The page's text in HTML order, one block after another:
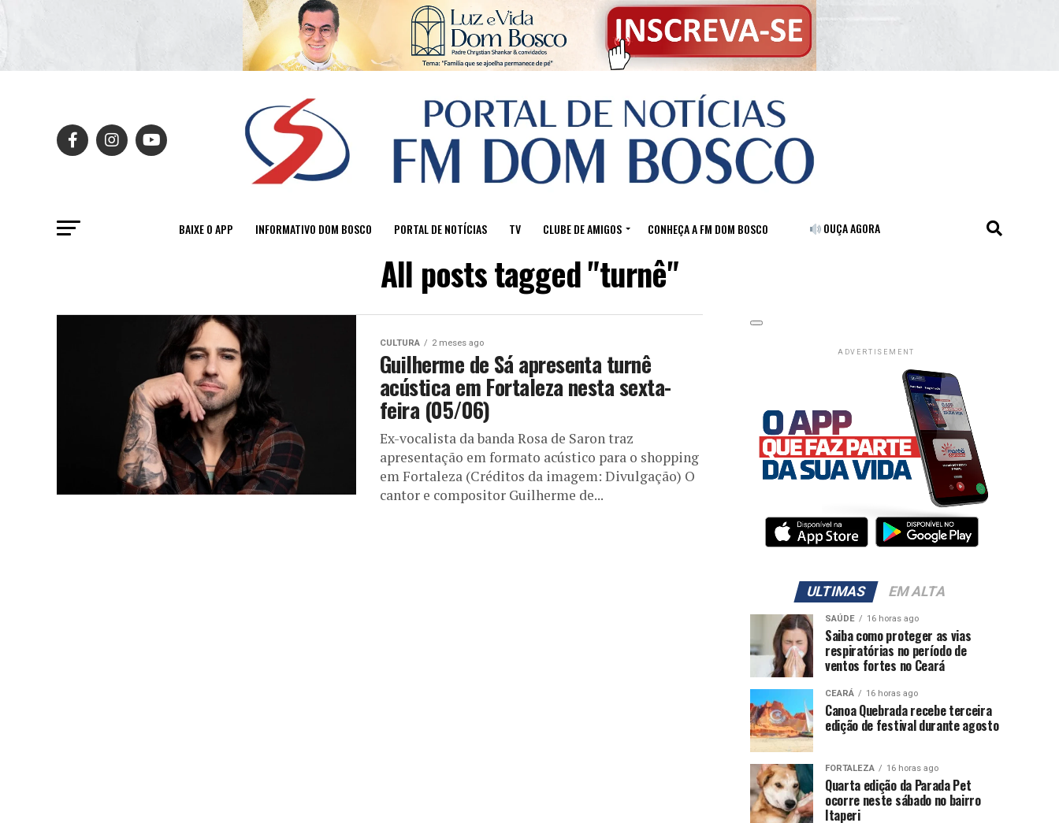
BAIXE O APP INFORMATIVO DOM BOSCO PORTAL DE NOTÍCIAS TV CLUBE DE AMIGOS CONHEÇA A FM DOM BOSCO OUÇA AGORA
All posts tagged "turnê"
CULTURA 2 meses ago
Guilherme de Sá apresenta turnê
acústica em Fortaleza nesta sexta-
feira (05/06)
Ex-vocalista da banda Rosa de Saron traz
apresentação em formato acústico para o shopping
em Fortaleza (Créditos da imagem: Divulgação) O
cantor e compositor Guilherme de...
ADVERTISEMENT
ULTIMAS EM ALTA
SAÚDE 16 horas ago
Saiba como proteger as vias
respiratórias no período de
ventos fortes no Ceará
CEARÁ 16 horas ago
Canoa Quebrada recebe terceira
edição de festival durante agosto
FORTALEZA 16 horas ago
Quarta edição da Parada Pet
ocorre neste sábado no bairro
Itaperi